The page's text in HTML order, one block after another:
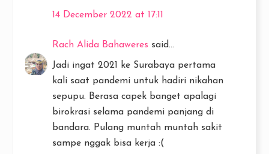
14 December 2022 at 17:11
Rach Alida Bahaweres said...
Jadi ingat 2021 ke Surabaya pertama
kali saat pandemi untuk hadiri nikahan
sepupu. Berasa capek banget apalagi
birokrasi selama pandemi panjang di
bandara. Pulang muntah muntah sakit
sampe nggak bisa kerja :(